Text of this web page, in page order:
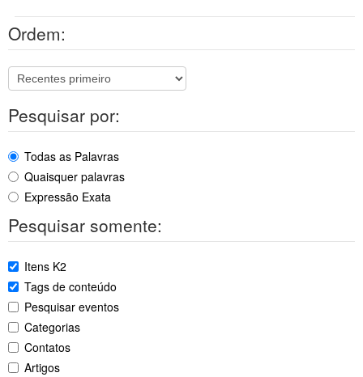
Ordem:
Pesquisar por:
Todas as Palavras
Quaisquer palavras
Expressão Exata
Pesquisar somente:
Itens K2
Tags de conteúdo
Pesquisar eventos
Categorias
Contatos
Artigos